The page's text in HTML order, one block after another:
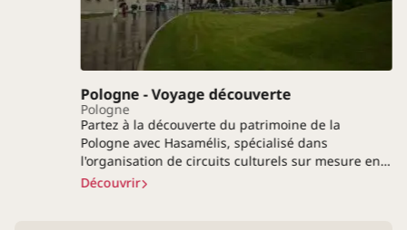
Pologne - Voyage découverte
Pologne
Partez à la découverte du patrimoine de la
Pologne avec Hasamélis, spécialisé dans
l'organisation de circuits culturels sur mesure en…
Découvrir